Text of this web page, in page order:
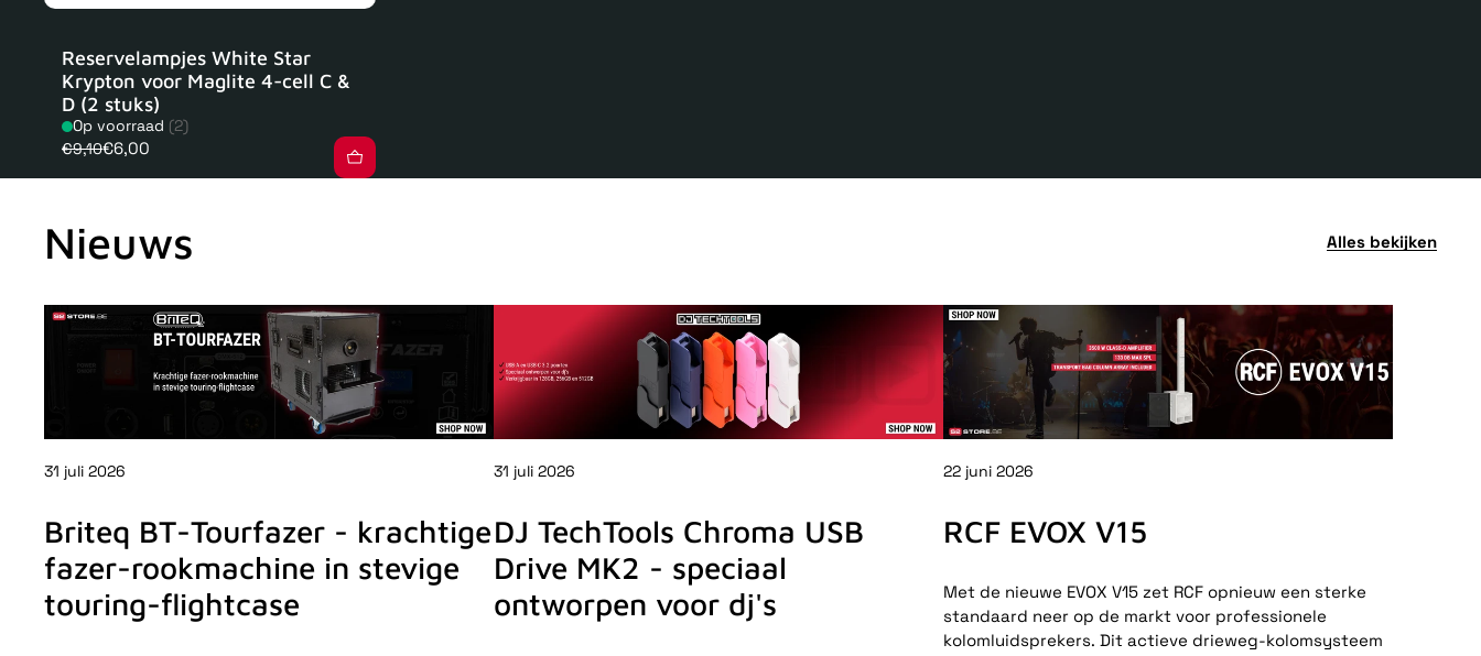
Reservelampjes White Star
Krypton voor Maglite 4-cell C &
D (2 stuks)
Op voorraad (2)
€9,10€6,00
Nieuws Alles bekijken
31 juli 2026
Briteq BT-Tourfazer - krachtige
fazer-rookmachine in stevige
touring-flightcase
31 juli 2026
DJ TechTools Chroma USB
Drive MK2 - speciaal
ontworpen voor dj's
22 juni 2026
RCF EVOX V15
Met de nieuwe EVOX V15 zet RCF opnieuw een sterke
standaard neer op de markt voor professionele
kolomluidsprekers. Dit actieve drieweg-kolomsysteem